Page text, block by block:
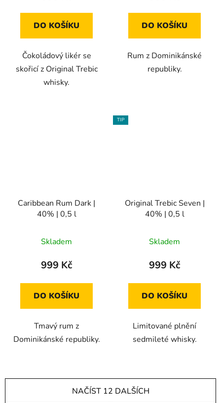
DO KOŠÍKU
Čokoládový likér se
skořicí z Original Trebic
whisky.
DO KOŠÍKU
Rum z Dominikánské
republiky.
Caribbean Rum Dark |
40% | 0,5 l
Skladem
999 Kč
DO KOŠÍKU
Tmavý rum z
Dominikánské republiky.
TIP
Original Trebic Seven |
40% | 0,5 l
Skladem
999 Kč
DO KOŠÍKU
Limitované plnění
sedmileté whisky.
NAČÍST 12 DALŠÍCH